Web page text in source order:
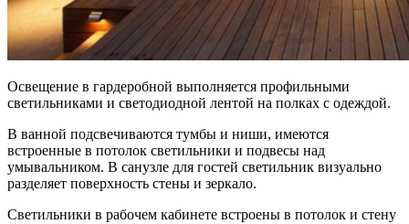
Освещение в гардеробной выполняется профильными
светильниками и светодиодной лентой на полках с одеждой.
В ванной подсвечиваются тумбы и ниши, имеются
встроенные в потолок светильники и подвесы над
умывальником. В санузле для гостей светильник визуально
разделяет поверхность стены и зеркало.
Светильники в рабочем кабинете встроены в потолок и стену